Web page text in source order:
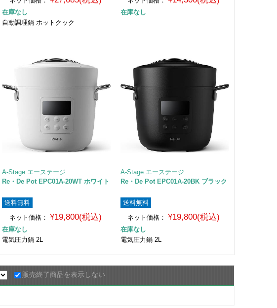
在庫なし
自動調理鍋 ホットクック
在庫なし
A-Stage エーステージ
Re・De Pot EPC01A-20WT ホワイト
送料無料
ネット価格： ¥19,800(税込)
在庫なし
電気圧力鍋 2L
A-Stage エーステージ
Re・De Pot EPC01A-20BK ブラック
送料無料
ネット価格： ¥19,800(税込)
在庫なし
電気圧力鍋 2L
販売終了商品を表示しない